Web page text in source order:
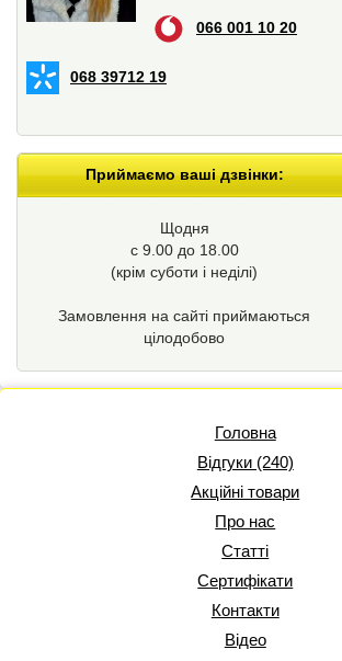
066 001 10 20
068 39712 19
Приймаємо ваші дзвінки:
Щодня
с 9.00 до 18.00
(крім суботи і неділі)
Замовлення на сайті приймаються
цілодобово
Головна
Відгуки (240)
Акційні товари
Про нас
Статті
Сертифікати
Контакти
Відео